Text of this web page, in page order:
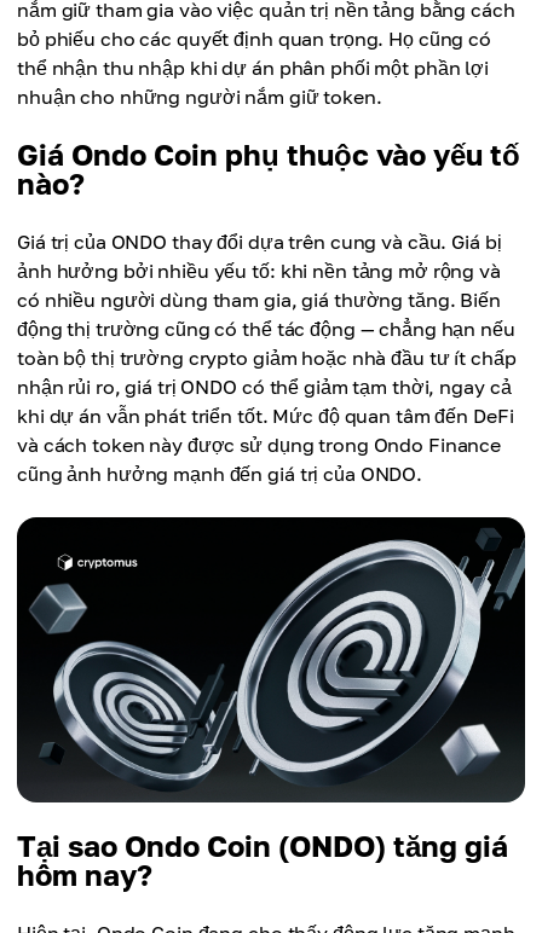
nắm giữ tham gia vào việc quản trị nền tảng bằng cách
bỏ phiếu cho các quyết định quan trọng. Họ cũng có
thể nhận thu nhập khi dự án phân phối một phần lợi
nhuận cho những người nắm giữ token.
Giá Ondo Coin phụ thuộc vào yếu tố
nào?
Giá trị của ONDO thay đổi dựa trên cung và cầu. Giá bị
ảnh hưởng bởi nhiều yếu tố: khi nền tảng mở rộng và
có nhiều người dùng tham gia, giá thường tăng. Biến
động thị trường cũng có thể tác động — chẳng hạn nếu
toàn bộ thị trường crypto giảm hoặc nhà đầu tư ít chấp
nhận rủi ro, giá trị ONDO có thể giảm tạm thời, ngay cả
khi dự án vẫn phát triển tốt. Mức độ quan tâm đến DeFi
và cách token này được sử dụng trong Ondo Finance
cũng ảnh hưởng mạnh đến giá trị của ONDO.
Tại sao Ondo Coin (ONDO) tăng giá
hôm nay?